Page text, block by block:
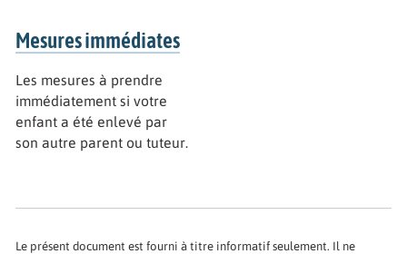
Mesures immédiates
Les mesures à prendre
immédiatement si votre
enfant a été enlevé par
son autre parent ou tuteur.
Le présent document est fourni à titre informatif seulement. Il ne